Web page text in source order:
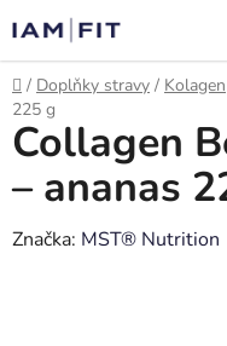
na
obsah
Domů
/ Doplňky stravy / Kolagen
225 g
Collagen
– ananas
Značka: MST® Nutrition